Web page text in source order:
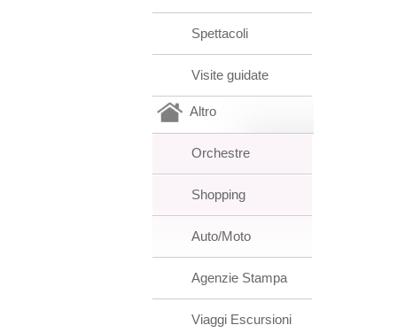
Spettacoli
Visite guidate
Altro
Orchestre
Shopping
Auto/Moto
Agenzie Stampa
Viaggi Escursioni